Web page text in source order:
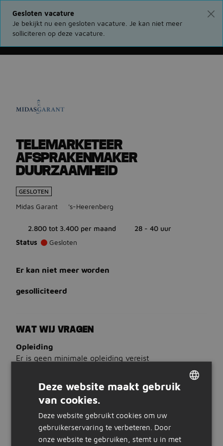
Gesloten vacature
Je bekijkt nu een gesloten vacature. Je kan niet meer
solliciteren op deze vacature.
TELEMARKETEER
AFSPRAKENMAKER
DUURZAAMHEID
GESLOTEN
Midas Garant 's-Heerenberg
2.800 tot 3.400 per maand
28 - 40 uur
Status
Gesloten
Er kan niet meer worden
gesolliciteerd
WAT WIJ VRAGEN
Opleiding
Er is geen minimale opleiding vereist
Liefst 1 jaar telefonische ervaring met afspraken
maken met consumenten ervaring
Bij voorkeur beheers je Nederlands
WAT WIJ BIEDEN
Deze website maakt gebruik
van cookies.
Deze website gebruikt cookies om uw
gebruikerservaring te verbeteren. Door
onze website te gebruiken, stemt u in met